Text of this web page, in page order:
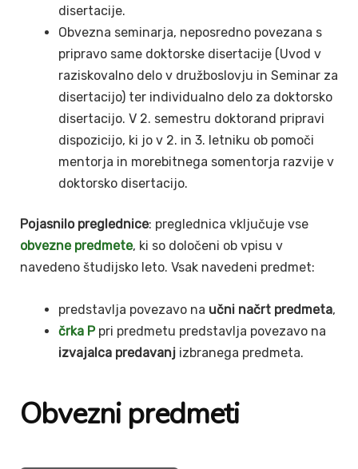
disertacije.
Obvezna seminarja, neposredno povezana s
pripravo same doktorske disertacije (Uvod v
raziskovalno delo v družboslovju in Seminar za
disertacijo) ter individualno delo za doktorsko
disertacijo. V 2. semestru doktorand pripravi
dispozicijo, ki jo v 2. in 3. letniku ob pomoči
mentorja in morebitnega somentorja razvije v
doktorsko disertacijo.
Pojasnilo preglednice: preglednica vključuje vse
obvezne predmete, ki so določeni ob vpisu v
navedeno študijsko leto. Vsak navedeni predmet:
predstavlja povezavo na učni načrt predmeta,
črka Ppri predmetu predstavlja povezavo na
izvajalca predavanj izbranega predmeta.
Obvezni predmeti